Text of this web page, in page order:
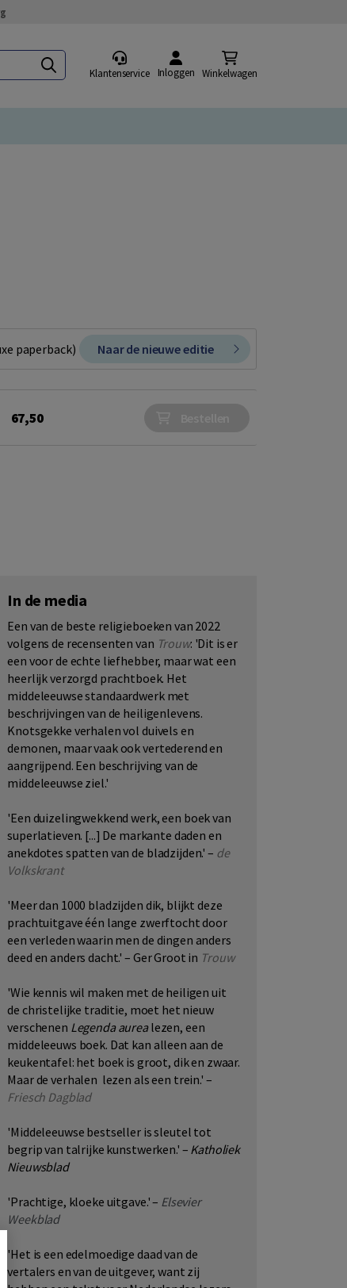
Klantenservice Inloggen Winkelwagen
paperback) Naar de nieuwe editie
67,50
In de media
Een van de beste religieboeken van 2022
volgens de recensenten van Trouw: 'Dit is er
een voor de echte liefhebber, maar wat een
heerlijk verzorgd prachtboek. Het
middeleeuwse standaardwerk met
beschrijvingen van de heiligenlevens.
Knotsgekke verhalen vol duivels en
demonen, maar vaak ook vertederend en
aangrijpend. Een beschrijving van de
middeleeuwse ziel.'
'Een duizelingwekkend werk, een boek van
superlatieven. [...] De markante daden en
anekdotes spatten van de bladzijden.' – de
Volkskrant
'Meer dan 1000 bladzijden dik, blijkt deze
prachtuitgave één lange zwerftocht door
een verleden waarin men de dingen anders
deed en anders dacht.' – Ger Groot in Trouw
'Wie kennis wil maken met de heiligen uit
de christelijke traditie, moet het nieuw
verschenen Legenda aurealezen, een
middeleeuws boek. Dat kan alleen aan de
keukentafel: het boek is groot, dik en zwaar.
Maar de verhalen lezen als een trein.' –
Friesch Dagblad
'Middeleeuwse bestseller is sleutel tot
begrip van talrijke kunstwerken.' – Katholiek
Nieuwsblad
'Prachtige, kloeke uitgave.' – Elsevier
Weekblad
'Het is een edelmoedige daad van de
vertalers en van de uitgever, want zij